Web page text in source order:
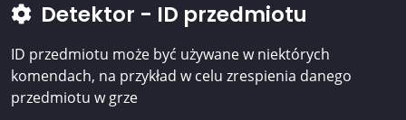
Detektor - ID przedmiotu
ID przedmiotu może być używane w niektórych
komendach, na przykład w celu zrespienia danego
przedmiotu w grze